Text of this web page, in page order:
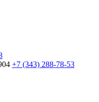
+7 (343) 288-78-53